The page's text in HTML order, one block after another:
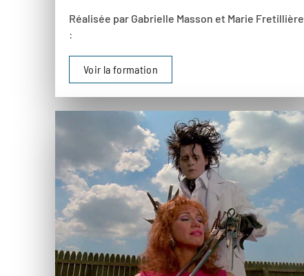
Réalisée par Gabrielle Masson et Marie Fretillière
:
Voir la formation